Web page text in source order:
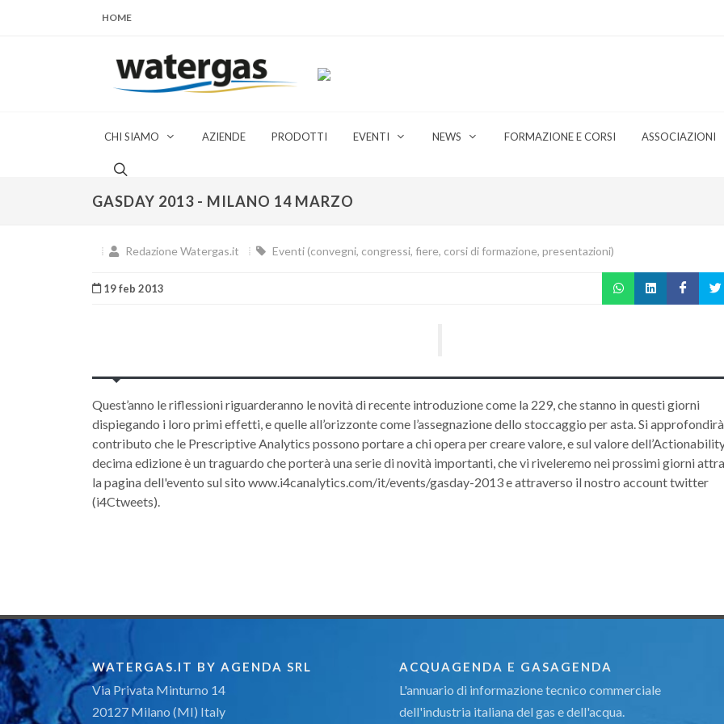
HOME
CHI SIAMO AZIENDE PRODOTTI EVENTI NEWS FORMAZIONE E CORSI ASSOCIAZIONI
GASDAY 2013 - MILANO 14 MARZO
Redazione Watergas.it Eventi (convegni, congressi, fiere, corsi di formazione, presentazioni)
19 feb 2013
Quest’anno le riflessioni riguarderanno le novità di recente introduzione come la 229, che stanno in questi giorni
dispiegando i loro primi effetti, e quelle all’orizzonte come l’assegnazione dello stoccaggio per asta. Si
contributo che le Prescriptive Analytics possono portare a chi opera per creare valore, e sul valore
decima edizione è un traguardo che porterà una serie di novità importanti, che vi riveleremo nei prossimi giorni
la pagina dell'evento sul sito www.i4canalytics.com/it/events/gasday-2013 e attraverso il nostro account twitter
(i4Ctweets).
WATERGAS.IT BY AGENDA SRL
Via Privata Minturno 14
20127 Milano (MI) Italy
ACQUAGENDA E GASAGENDA
L'annuario di informazione tecnico commerciale
dell'industria italiana del gas e dell'acqua.